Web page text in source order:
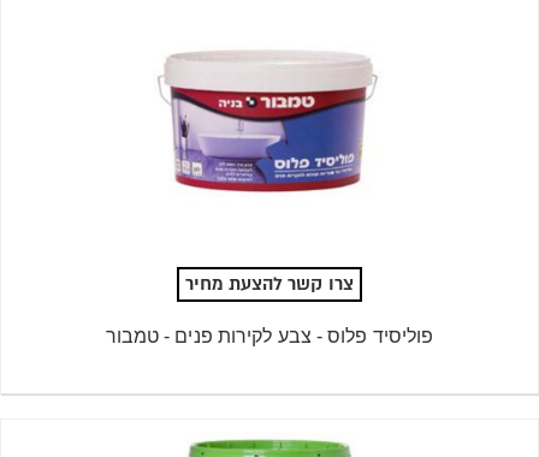
צרו קשר להצעת מחיר
פוליסיד פלוס - צבע לקירות פנים - טמבור